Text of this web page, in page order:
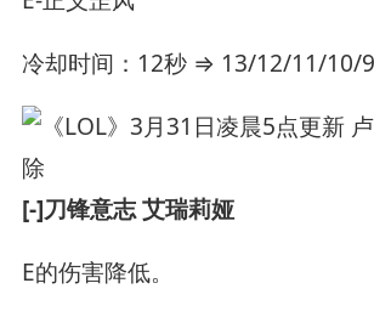
冷却时间：12秒 ⇒ 13/12/11/10/9
[-]刀锋意志 艾瑞莉娅
E的伤害降低。